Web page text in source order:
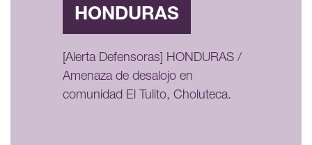
HONDURAS
[Alerta Defensoras] HONDURAS /
Amenaza de desalojo en
comunidad El Tulito, Choluteca.